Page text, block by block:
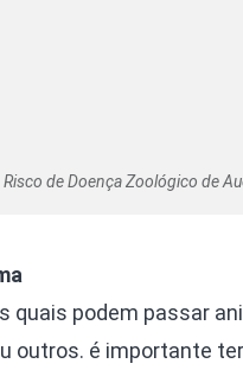
de Doença Zoológico de
quais podem passar
outros. é importante